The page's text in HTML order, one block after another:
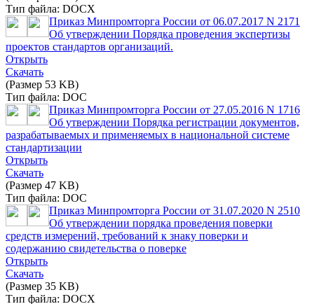
Тип файла: DOCX
Приказ Минпромторга России от 06.07.2017 N 2171
Об утверждении Порядка проведения экспертизы
проектов стандартов организаций.
Открыть
Скачать
(Размер 53 KB)
Тип файла: DOC
Приказ Минпромторга России от 27.05.2016 N 1716
Об утверждении Порядка регистрации документов,
разрабатываемых и применяемых в национальной системе
стандартизации
Открыть
Скачать
(Размер 47 KB)
Тип файла: DOC
Приказ Минпромторга России от 31.07.2020 N 2510
Об утверждении порядка проведения поверки
средств измерений, требований к знаку поверки и
содержанию свидетельства о поверке
Открыть
Скачать
(Размер 35 KB)
Тип файла: DOCX